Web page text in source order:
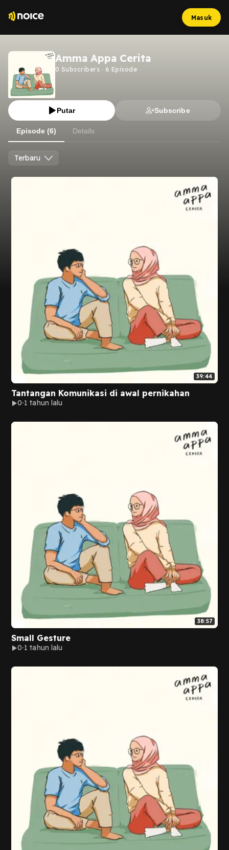
Masuk
Amma Appa Cerita
0 Subscribers · 6 Episode
Putar Subscribe
Episode (6) Details
Terbaru
39:44
Tantangan Komunikasi di awal pernikahan
0 1 tahun lalu
38:57
Small Gesture
0 1 tahun lalu